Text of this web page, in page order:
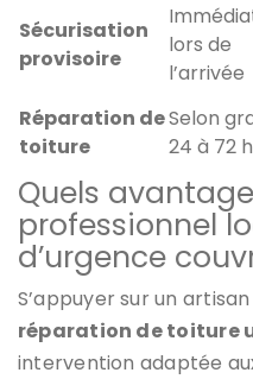
Sécurisation
provisoire
lors de
l’arrivée
Réparation de
toiture
Selon
24 à 72
Quels
professionnel
d’urgence
S’appuyer sur un
réparation de toiture
intervention adaptée